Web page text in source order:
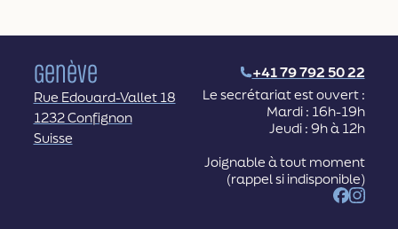
Genève
+41 79 792 50 22
Rue Edouard-Vallet 18
1232 Confignon
Suisse
Le secrétariat est ouvert :
Mardi : 16h-19h
Jeudi : 9h à 12h
Joignable à tout moment
(rappel si indisponible)
Facebook